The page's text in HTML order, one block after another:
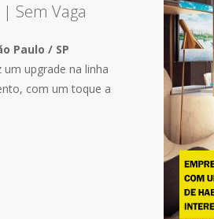
Sem Vaga
Paulo / SP
upgrade na linha
com um toque a